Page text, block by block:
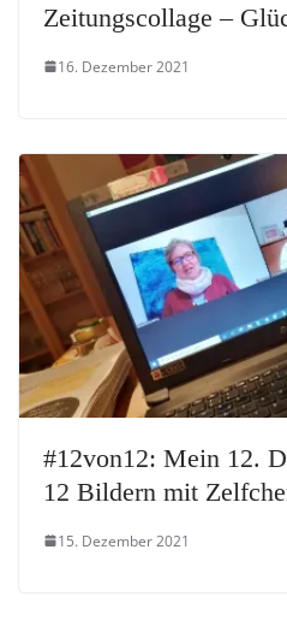
Zeitungscollage –
16. Dezember 2021
#12von12: Mein 12.
12 Bildern mit
15. Dezember 2021